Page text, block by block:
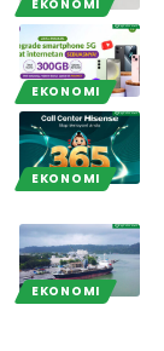
EKONOMI
EKONOMI
EKONOMI
EKONOMI